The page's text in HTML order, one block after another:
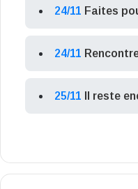
24/11 Faites
24/11
25/11 Il reste